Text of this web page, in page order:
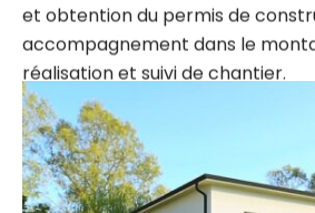
accompagnement dans le
réalisation et suivi de chantier.